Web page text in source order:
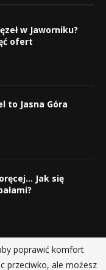
w Jaworniku?
ofert
to Jasna Góra
Jak się
poprawić komfort
przeciwko, ale możesz